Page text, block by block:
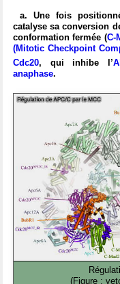
a. Une fois
catalyse sa conversion
conformation fermée (C-
(Mitotic Checkpoint
Cdc20, qui inhibe l’
anaphase.
(Figure :